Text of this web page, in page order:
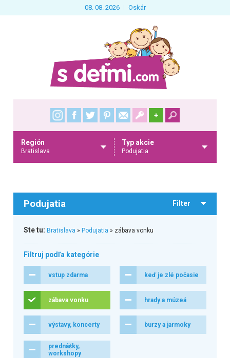
08. 08. 2026 Oskár
+
Región
Bratislava
Typ akcie
Podujatia
Podujatia Filter
Ste tu: Bratislava » Podujatia » zábava vonku
Filtruj podľa kategórie
vstup zdarma keď je zlé počasie
zábava vonku hrady a múzeá
výstavy, koncerty burzy a jarmoky
prednášky,
workshopy